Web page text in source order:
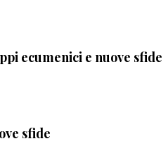
ecumenici e nuove sfide
sfide